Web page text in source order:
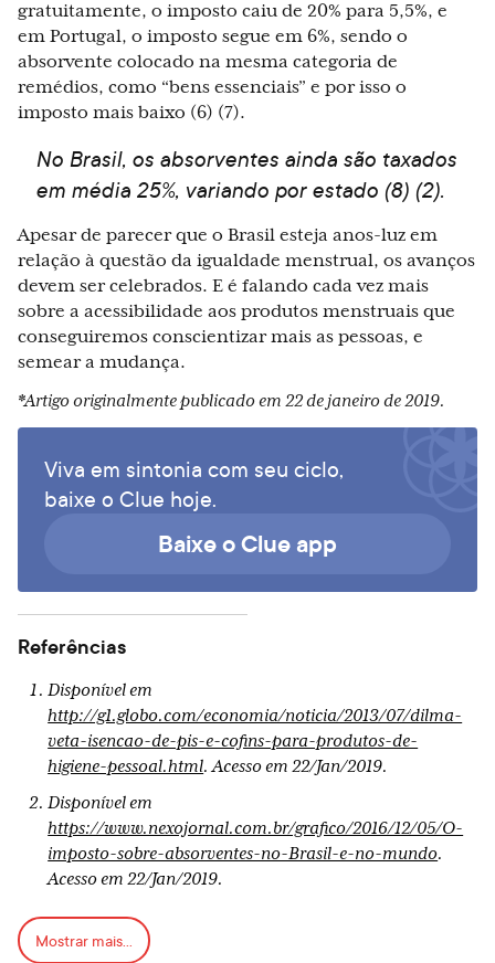
gratuitamente, o imposto caiu de 20% para 5,5%, e
em Portugal, o imposto segue em 6%, sendo o
absorvente colocado na mesma categoria de
remédios, como “bens essenciais” e por isso o
imposto mais baixo (6) (7).
No Brasil, os absorventes ainda são taxados
em média 25%, variando por estado (8) (2).
Apesar de parecer que o Brasil esteja anos-luz em
relação à questão da igualdade menstrual, os avanços
devem ser celebrados. E é falando cada vez mais
sobre a acessibilidade aos produtos menstruais que
conseguiremos conscientizar mais as pessoas, e
semear a mudança.
*Artigo originalmente publicado em 22 de janeiro de 2019.
Viva em sintonia com seu ciclo,
baixe o Clue hoje.
Baixe o Clue app
Referências
Disponível em
http://g1.globo.com/economia/noticia/2013/07/dilma-
veta-isencao-de-pis-e-cofins-para-produtos-de-
higiene-pessoal.html. Acesso em 22/Jan/2019.
Disponível em
https://www.nexojornal.com.br/grafico/2016/12/05/O-
imposto-sobre-absorventes-no-Brasil-e-no-mundo.
Acesso em 22/Jan/2019.
Disponível em
https://oglobo.globo.com/sociedade/saude/nova-york-
Mostrar mais...